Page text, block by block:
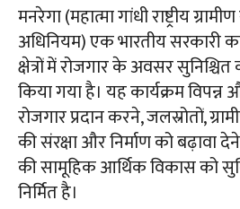
मनरेगा (महात्मा गांधी राष्ट्रीय
अधिनियम) एक भारतीय सरकारी
क्षेत्रों में रोजगार के अवसर
किया गया है। यह कार्यक्रम विपन्न
रोजगार प्रदान करने, जलस्रोतों,
की संरक्षा और निर्माण को बढ़ावा
की सामूहिक आर्थिक विकास को
निर्मित है।